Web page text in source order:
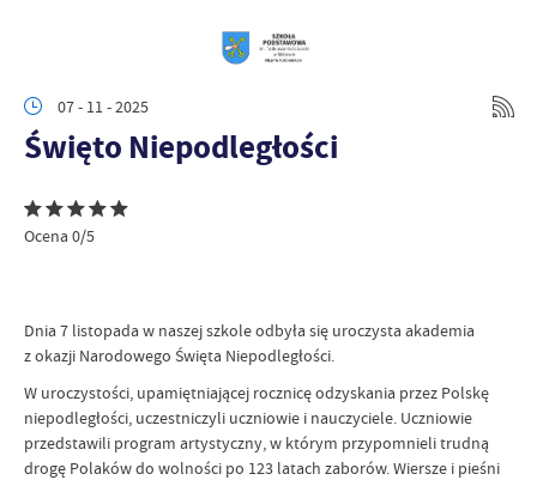
07 - 11 - 2025
Święto Niepodległości
Ocena 0/5
Dnia 7 listopada w naszej szkole odbyła się uroczysta akademia
z okazji Narodowego Święta Niepodległości.
W uroczystości, upamiętniającej rocznicę odzyskania przez Polskę
niepodległości, uczestniczyli uczniowie i nauczyciele. Uczniowie
przedstawili program artystyczny, w którym przypomnieli trudną
drogę Polaków do wolności po 123 latach zaborów. Wiersze i pieśni